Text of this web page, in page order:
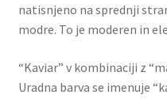
natisnjeno na sprednji
modre. To je moderen in
“Kaviar” v kombinaciji z
Uradna barva se imenuje